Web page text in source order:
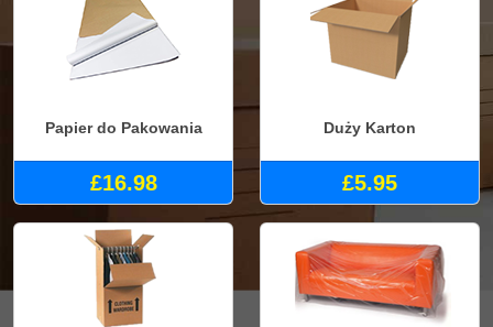
Papier do Pakowania
£16.98
Duży Karton
£5.95